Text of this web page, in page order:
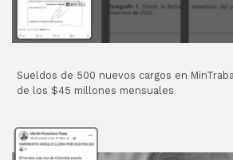
Sueldos de 500 nuevos cargos en
de los $45 millones mensuales